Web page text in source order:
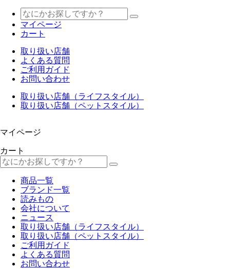
マイページ
カート
取り扱い店舗
よくある質問
ご利用ガイド
お問い合わせ
取り扱い店舗（ライフスタイル）
取り扱い店舗（ペットスタイル）
マイページ
カート
商品一覧
ブランド一覧
読みもの
会社について
ニュース
取り扱い店舗（ライフスタイル）
取り扱い店舗（ペットスタイル）
ご利用ガイド
よくある質問
お問い合わせ